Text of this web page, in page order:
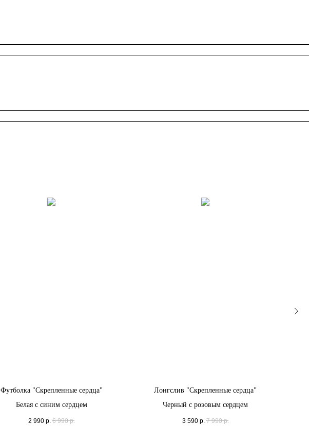
Футболка "Скрепленные сердца"
Белая с синим сердцем
2 990 р. 6 990 р.
Лонгслив "Скрепленные сердца"
Черный с розовым сердцем
3 590 р. 7 990 р.